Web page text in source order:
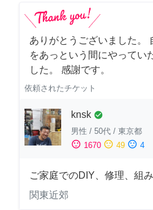
ありがとうございました。
をあっという間にやってい
した。 感謝です。
依頼されたチケット
knsk check_circle
男性 / 50代 / 東京都
sentiment_satisfied 1670 sentiment_neutral 49 sentiment_dissatisfied 4
ご家庭でのDIY、修理、組
関東近郊